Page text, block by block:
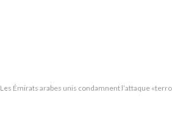
Les Émirats arabes unis condamnent l’attaque